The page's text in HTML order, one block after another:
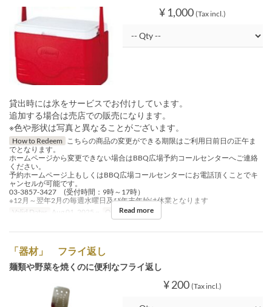
¥ 1,000 (Tax incl.)
貸出時には氷をサービスでお付けしています。
追加する場合は売店での販売になります。
※色や形状は写真と異なることがございます。
How to Redeem
こちらの商品の変更ができる期限はご利用日前日の正午ま
でとなります。
ホームページから変更できない場合はBBQ広場予約コールセンターへご連絡
ください。
予約ホームページ上もしくはBBQ広場コールセンターにお電話頂くことでキ
ャンセルが可能です。
03-3857-3427 (受付時間：9時～17時）
※12月～翌年2月の毎週水曜日及び年末年始は休業となります
Valid Dates
Aug 01, 2025 ~ Order Limit ~ 5
Read more
「器材」 フライ返し
麺類や野菜を焼くのに便利なフライ返し
¥ 200 (Tax incl.)